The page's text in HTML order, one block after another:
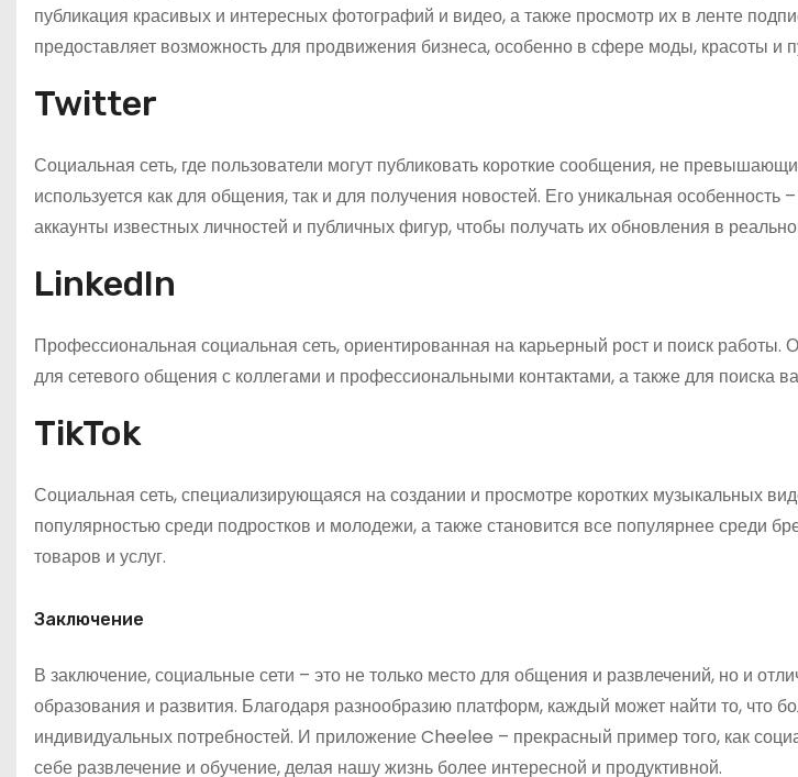
публикация красивых и интересных фотографий и видео, а также просмотр их в ленте
предоставляет возможность для продвижения бизнеса, особенно в сфере моды, красоты и
Twitter
Социальная сеть, где пользователи могут публиковать короткие сообщения, не
используется как для общения, так и для получения новостей. Его уникальная особенность
аккаунты известных личностей и публичных фигур, чтобы получать их обновления в
LinkedIn
Профессиональная социальная сеть, ориентированная на карьерный рост и поиск работы.
для сетевого общения с коллегами и профессиональными контактами, а также для поиска
TikTok
Социальная сеть, специализирующаяся на создании и просмотре коротких музыкальных
популярностью среди подростков и молодежи, а также становится все популярнее среди
товаров и услуг.
Заключение
В заключение, социальные сети – это не только место для общения и развлечений, но и
образования и развития. Благодаря разнообразию платформ, каждый может найти то, что
индивидуальных потребностей. И приложение Cheelee – прекрасный пример того, как
себе развлечение и обучение, делая нашу жизнь более интересной и продуктивной.